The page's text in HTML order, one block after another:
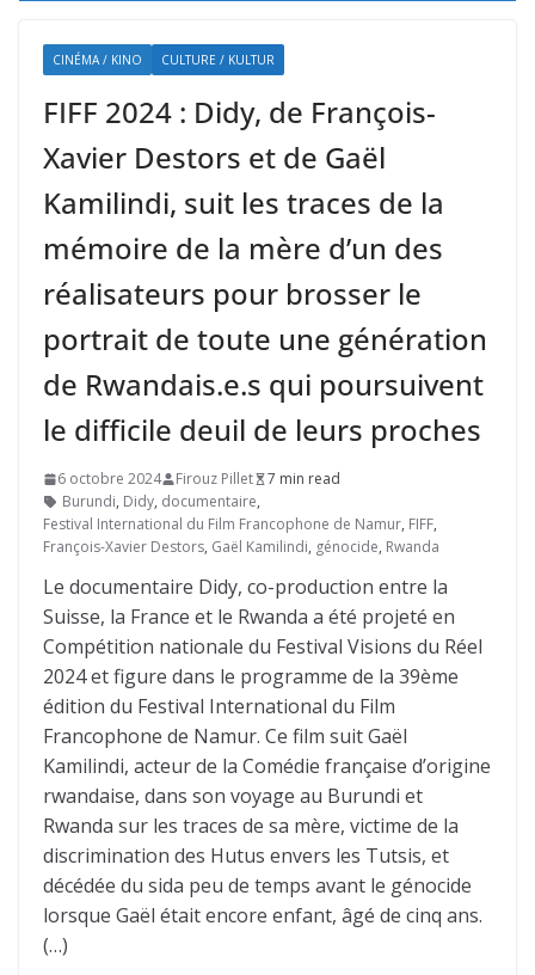
CINÉMA / KINO CULTURE / KULTUR
FIFF 2024 : Didy, de François-
Xavier Destors et de Gaël
Kamilindi, suit les traces de la
mémoire de la mère d’un des
réalisateurs pour brosser le
portrait de toute une génération
de Rwandais.e.s qui poursuivent
le difficile deuil de leurs proches
6 octobre 2024 Firouz Pillet
7 min read
Burundi, Didy, documentaire,
Festival International du Film Francophone de Namur, FIFF,
François-Xavier Destors, Gaël Kamilindi, génocide, Rwanda
Le documentaire Didy, co-production entre la
Suisse, la France et le Rwanda a été projeté en
Compétition nationale du Festival Visions du Réel
2024 et figure dans le programme de la 39ème
édition du Festival International du Film
Francophone de Namur. Ce film suit Gaël
Kamilindi, acteur de la Comédie française d’origine
rwandaise, dans son voyage au Burundi et
Rwanda sur les traces de sa mère, victime de la
discrimination des Hutus envers les Tutsis, et
décédée du sida peu de temps avant le génocide
lorsque Gaël était encore enfant, âgé de cinq ans.
(…)